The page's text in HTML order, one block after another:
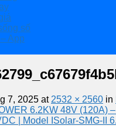
số
App
7, 2025 at 2532 × 2560 in
6.2KW 48V (120A)
| Model ISolar-SMG-II